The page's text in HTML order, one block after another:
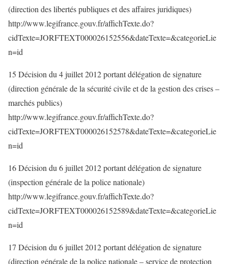
(direction des libertés publiques et des affaires juridiques)
http://www.legifrance.gouv.fr/affichTexte.do?
cidTexte=JORFTEXT000026152556&dateTexte=&categorieLie
n=id
15 Décision du 4 juillet 2012 portant délégation de signature
(direction générale de la sécurité civile et de la gestion des crises –
marchés publics)
http://www.legifrance.gouv.fr/affichTexte.do?
cidTexte=JORFTEXT000026152578&dateTexte=&categorieLie
n=id
16 Décision du 6 juillet 2012 portant délégation de signature
(inspection générale de la police nationale)
http://www.legifrance.gouv.fr/affichTexte.do?
cidTexte=JORFTEXT000026152589&dateTexte=&categorieLie
n=id
17 Décision du 6 juillet 2012 portant délégation de signature
(direction générale de la police nationale – service de protection